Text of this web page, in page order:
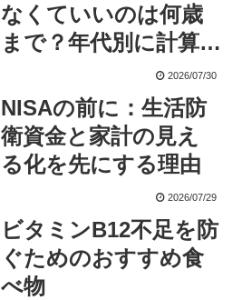
なくていいのは何歳
まで？年代別に計算
2026/07/30
NISAの前に：生活防
衛資金と家計の見え
る化を先にする理由
2026/07/29
ビタミンB12不足を防
ぐためのおすすめ食
べ物